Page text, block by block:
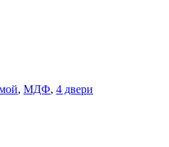
, МДФ, 4 двери